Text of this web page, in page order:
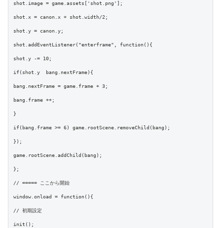
shot.image = game.assets['shot.png'];
shot.x = canon.x + shot.width/2;
shot.y = canon.y;
shot.addEventListener("enterframe", function(){
shot.y -= 10;
if(shot.y  bang.nextFrame){
bang.nextFrame = game.frame + 3;
bang.frame ++;
}
if(bang.frame >= 6) game.rootScene.removeChild(bang);
});
game.rootScene.addChild(bang);
};
// ===== ここから開始
window.onload = function(){
// 初期設定
init();